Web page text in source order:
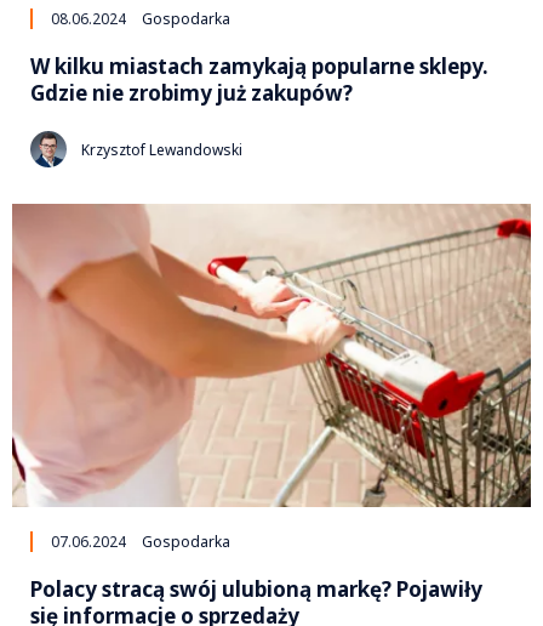
08.06.2024 Gospodarka
W kilku miastach zamykają popularne sklepy.
Gdzie nie zrobimy już zakupów?
Krzysztof Lewandowski
07.06.2024 Gospodarka
Polacy stracą swój ulubioną markę? Pojawiły
się informacje o sprzedaży